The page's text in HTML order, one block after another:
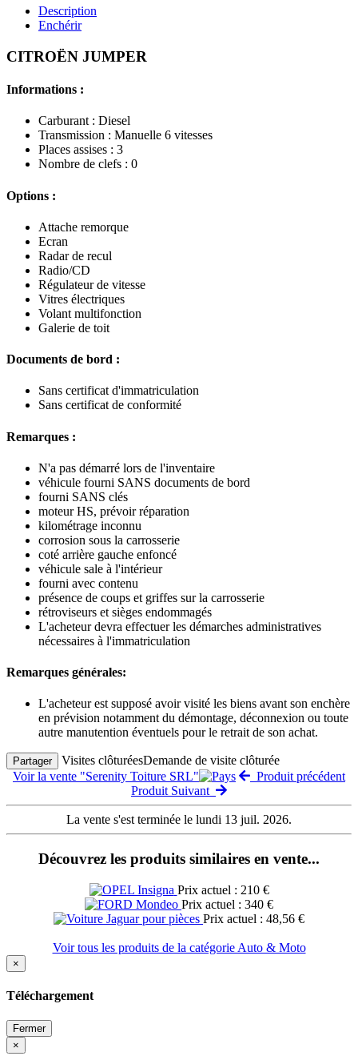
Description
Enchérir
CITROËN JUMPER
Informations :
Carburant : Diesel
Transmission : Manuelle 6 vitesses
Places assises : 3
Nombre de clefs : 0
Options :
Attache remorque
Ecran
Radar de recul
Radio/CD
Régulateur de vitesse
Vitres électriques
Volant multifonction
Galerie de toit
Documents de bord :
Sans certificat d'immatriculation
Sans certificat de conformité
Remarques :
N'a pas démarré lors de l'inventaire
véhicule fourni SANS documents de bord
fourni SANS clés
moteur HS, prévoir réparation
kilométrage inconnu
corrosion sous la carrosserie
coté arrière gauche enfoncé
véhicule sale à l'intérieur
fourni avec contenu
présence de coups et griffes sur la carrosserie
rétroviseurs et sièges endommagés
L'acheteur devra effectuer les démarches administratives
nécessaires à l'immatriculation
Remarques générales:
L'acheteur est supposé avoir visité les biens avant son enchère
en prévision notamment du démontage, déconnexion ou toute
autre manutention éventuels pour le retrait de son achat.
Partager Visites clôturéesDemande de visite clôturée
Voir la vente "Serenity Toiture SRL"
Produit précédent
Produit Suivant
La vente s'est terminée le lundi 13 juil. 2026.
Découvrez les produits similaires en vente...
Prix actuel : 210 €
Prix actuel : 340 €
Prix actuel : 48,56 €
Voir tous les produits de la catégorie Auto & Moto
×
Téléchargement
Fermer
×